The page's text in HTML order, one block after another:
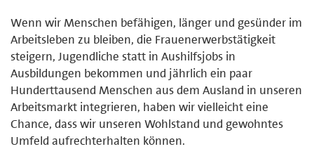
Wenn wir Menschen befähigen, länger und gesünder im
Arbeitsleben zu bleiben, die Frauenerwerbstätigkeit
steigern, Jugendliche statt in Aushilfsjobs in
Ausbildungen bekommen und jährlich ein paar
Hunderttausend Menschen aus dem Ausland in unseren
Arbeitsmarkt integrieren, haben wir vielleicht eine
Chance, dass wir unseren Wohlstand und gewohntes
Umfeld aufrechterhalten können.